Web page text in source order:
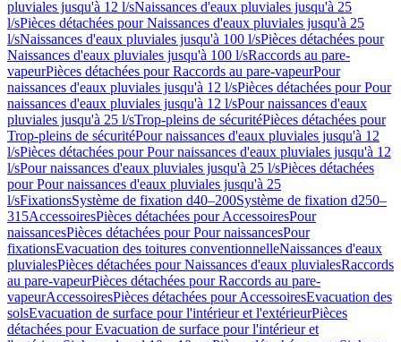
pluviales jusqu'à 12 l/sNaissances d'eaux pluviales jusqu'à 25
l/sPièces détachées pour Naissances d'eaux pluviales jusqu'à 25
l/sNaissances d'eaux pluviales jusqu'à 100 l/sPièces détachées pour
Naissances d'eaux pluviales jusqu'à 100 l/sRaccords au pare-
vapeurPièces détachées pour Raccords au pare-vapeurPour
naissances d'eaux pluviales jusqu'à 12 l/sPièces détachées pour Pour
naissances d'eaux pluviales jusqu'à 12 l/sPour naissances d'eaux
pluviales jusqu'à 25 l/sTrop-pleins de sécuritéPièces détachées pour
Trop-pleins de sécuritéPour naissances d'eaux pluviales jusqu'à 12
l/sPièces détachées pour Pour naissances d'eaux pluviales jusqu'à 12
l/sPour naissances d'eaux pluviales jusqu'à 25 l/sPièces détachées
pour Pour naissances d'eaux pluviales jusqu'à 25
l/sFixationsSystème de fixation d40–200Système de fixation d250–
315AccessoiresPièces détachées pour AccessoiresPour
naissancesPièces détachées pour Pour naissancesPour
fixationsEvacuation des toitures conventionnelleNaissances d'eaux
pluvialesPièces détachées pour Naissances d'eaux pluvialesRaccords
au pare-vapeurPièces détachées pour Raccords au pare-
vapeurAccessoiresPièces détachées pour AccessoiresEvacuation des
solsEvacuation de surface pour l'intérieur et l'extérieurPièces
détachées pour Evacuation de surface pour l'intérieur et